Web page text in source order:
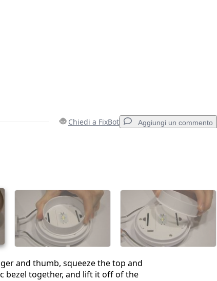
Chiedi a FixBot Aggiungi un commento
Pubblica commento
and thumb, squeeze the top and
bezel together, and lift it off of the